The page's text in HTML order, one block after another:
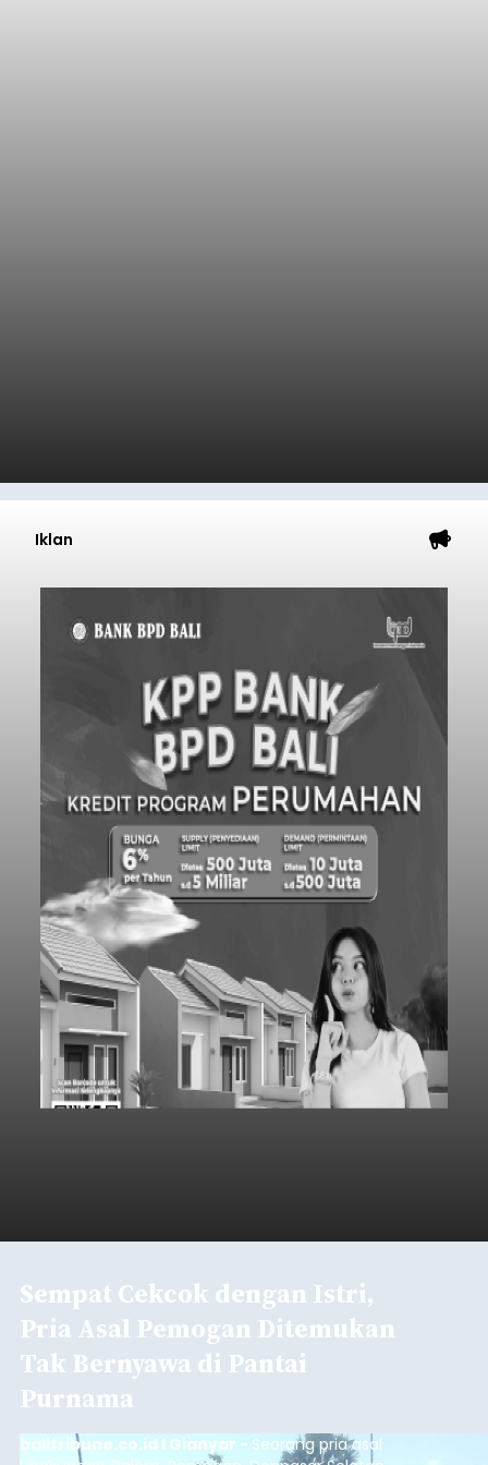
Iklan
Sempat Cekcok dengan Istri,
Pria Asal Pemogan Ditemukan
Tak Bernyawa di Pantai
Purnama
balitribune.co.id I Gianyar - Seorang pria asal